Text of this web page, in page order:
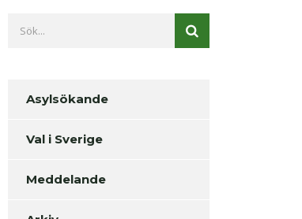
Asylsökande
Val i Sverige
Meddelande